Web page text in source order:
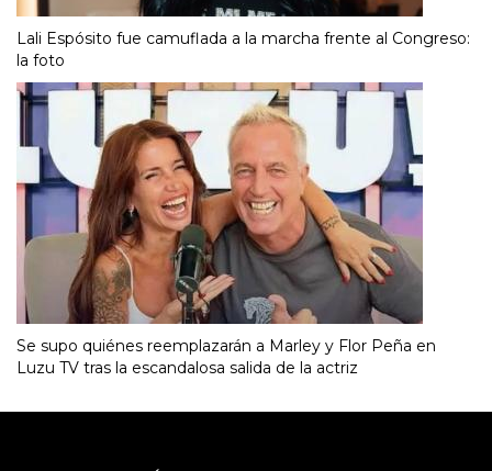
Lali Espósito fue camuflada a la marcha frente al Congreso:
la foto
Se supo quiénes reemplazarán a Marley y Flor Peña en
Luzu TV tras la escandalosa salida de la actriz